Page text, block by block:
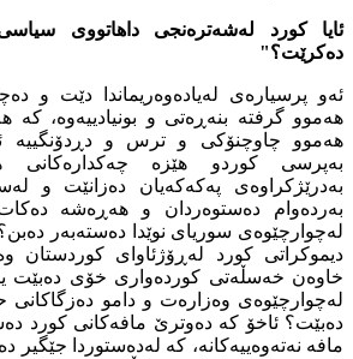
ئایا كورد لەشەترەنجی داهاتووی
دەكرێت؟"
ئەو پرسیارەی لەیادەوەریماندا دێت و
هەموو گرفتە بنەڕەتی و بونیادییەوە، كە
هەموو چاوچنۆكی و ترس و دڕدۆنگییە
بەپرسی كوردو هێزە
بەدرێژكراوەی پەكەكەیان دەزانێت و
بەردەوام دەستوەردان و هەڕەشە دەكات
لەچوارچێوەی سوریای نوێدا دەستەبەر
دیموكراتی كورد لەڕۆژئاوای كوردستان
خاوەن خەسڵەتی كوردەواری خۆی دەبێت
لەچوارچێوەی وەزارەت و دامو دەزگاكانی
دەبێت؟ ئاخۆ كە دەوترێ مافەكانی كورد
مافە نەتەوەییەكانە، كە لەدەستوردا جێگیر